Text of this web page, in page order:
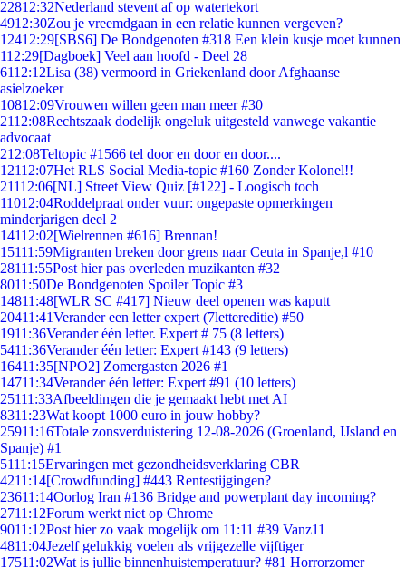
22812:32Nederland stevent af op watertekort
4912:30Zou je vreemdgaan in een relatie kunnen vergeven?
12412:29[SBS6] De Bondgenoten #318 Een klein kusje moet kunnen
112:29[Dagboek] Veel aan hoofd - Deel 28
6112:12Lisa (38) vermoord in Griekenland door Afghaanse
asielzoeker
10812:09Vrouwen willen geen man meer #30
2112:08Rechtszaak dodelijk ongeluk uitgesteld vanwege vakantie
advocaat
212:08Teltopic #1566 tel door en door en door....
12112:07Het RLS Social Media-topic #160 Zonder Kolonel!!
21112:06[NL] Street View Quiz [#122] - Loogisch toch
11012:04Roddelpraat onder vuur: ongepaste opmerkingen
minderjarigen deel 2
14112:02[Wielrennen #616] Brennan!
15111:59Migranten breken door grens naar Ceuta in Spanje,l #10
28111:55Post hier pas overleden muzikanten #32
8011:50De Bondgenoten Spoiler Topic #3
14811:48[WLR SC #417] Nieuw deel openen was kaputt
20411:41Verander een letter expert (7lettereditie) #50
1911:36Verander één letter. Expert # 75 (8 letters)
5411:36Verander één letter: Expert #143 (9 letters)
16411:35[NPO2] Zomergasten 2026 #1
14711:34Verander één letter: Expert #91 (10 letters)
25111:33Afbeeldingen die je gemaakt hebt met AI
8311:23Wat koopt 1000 euro in jouw hobby?
25911:16Totale zonsverduistering 12-08-2026 (Groenland, IJsland en
Spanje) #1
5111:15Ervaringen met gezondheidsverklaring CBR
4211:14[Crowdfunding] #443 Rentestijgingen?
23611:14Oorlog Iran #136 Bridge and powerplant day incoming?
2711:12Forum werkt niet op Chrome
9011:12Post hier zo vaak mogelijk om 11:11 #39 Vanz11
4811:04Jezelf gelukkig voelen als vrijgezelle vijftiger
17511:02Wat is jullie binnenhuistemperatuur? #81 Horrorzomer